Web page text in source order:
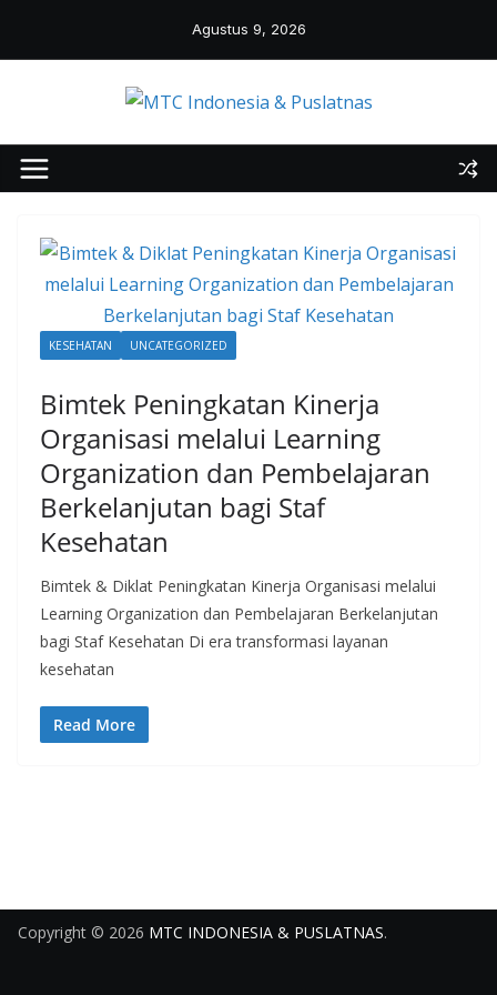
Agustus 9, 2026
KESEHATAN UNCATEGORIZED
Bimtek Peningkatan Kinerja
Organisasi melalui Learning
Organization dan Pembelajaran
Berkelanjutan bagi Staf
Kesehatan
Bimtek & Diklat Peningkatan Kinerja Organisasi melalui
Learning Organization dan Pembelajaran Berkelanjutan
bagi Staf Kesehatan Di era transformasi layanan
kesehatan
Read More
Copyright © 2026 MTC INDONESIA & PUSLATNAS.